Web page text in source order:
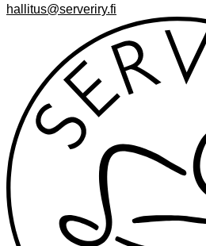
hallitus@serveriry.fi